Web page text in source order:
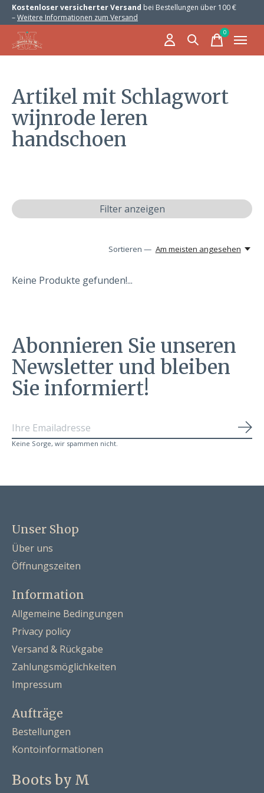
Kostenloser versicherter Versand bei Bestellungen über 100 €
–Weitere Informationen zum Versand
0items
Artikel mit Schlagwort
wijnrode leren
handschoen
Filter anzeigen
Sortieren — Am meisten angesehen
Keine Produkte gefunden!...
Abonnieren Sie unseren
Newsletter und bleiben
Sie informiert!
Keine Sorge, wir spammen nicht.
Unser Shop
Über uns
Öffnungszeiten
Information
Allgemeine Bedingungen
Privacy policy
Versand & Rückgabe
Zahlungsmöglichkeiten
Impressum
Aufträge
Bestellungen
Kontoinformationen
Boots by M